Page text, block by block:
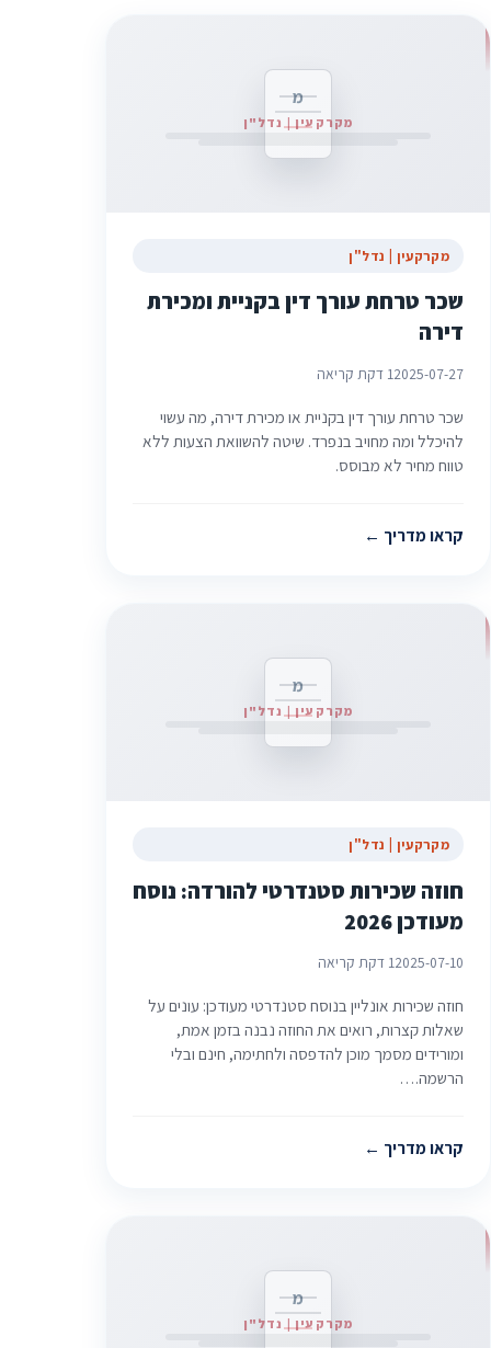
מ
מקרקעין | נדל"ן
מקרקעין | נדל"ן
שכר טרחת עורך דין בקניית ומכירת
דירה
2025-07-271 דקת קריאה
שכר טרחת עורך דין בקניית או מכירת דירה, מה עשוי
להיכלל ומה מחויב בנפרד. שיטה להשוואת הצעות ללא
טווח מחיר לא מבוסס.
קראו מדריך
מ
מקרקעין | נדל"ן
מקרקעין | נדל"ן
חוזה שכירות סטנדרטי להורדה: נוסח
מעודכן 2026
2025-07-101 דקת קריאה
חוזה שכירות אונליין בנוסח סטנדרטי מעודכן: עונים על
שאלות קצרות, רואים את החוזה נבנה בזמן אמת,
ומורידים מסמך מוכן להדפסה ולחתימה, חינם ובלי
הרשמה.…
קראו מדריך
מ
מקרקעין | נדל"ן